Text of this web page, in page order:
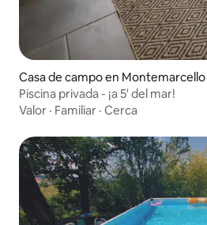
Casa de campo en Montemarcello
Piscina privada - ¡a 5' del mar!
Valor · Familiar · Cerca